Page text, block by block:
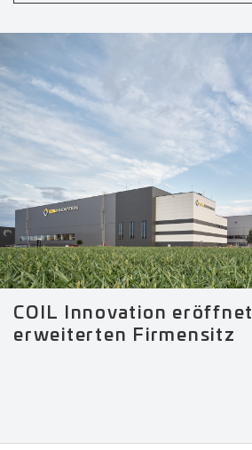
COIL Innovation eröffnet
erweiterten Firmensitz